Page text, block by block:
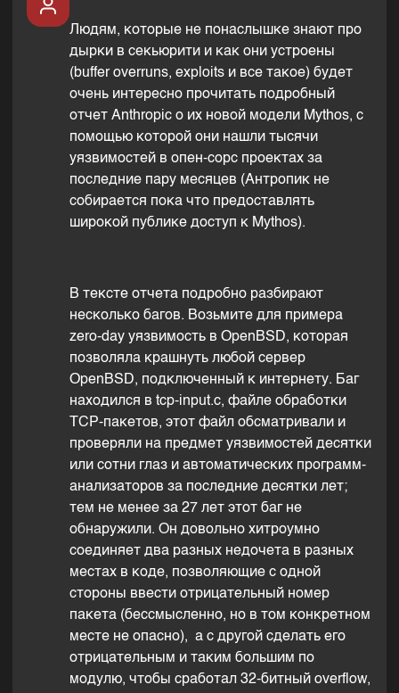
Людям, которые не понаслышке знают про
дырки в секьюрити и как они устроены
(buffer overruns, exploits и все такое) будет
очень интересно прочитать подробный
отчет Anthropic о их новой модели Mythos, с
помощью которой они нашли тысячи
уязвимостей в опен-сорс проектах за
последние пару месяцев (Антропик не
собирается пока что предоставлять
широкой публике доступ к Mythos).
В тексте отчета подробно разбирают
несколько багов. Возьмите для примера
zero-day уязвимость в OpenBSD, которая
позволяла крашнуть любой сервер
OpenBSD, подключенный к интернету. Баг
находился в tcp-input.c, файле обработки
TCP-пакетов, этот файл обсматривали и
проверяли на предмет уязвимостей десятки
или сотни глаз и автоматических программ-
анализаторов за последние десятки лет;
тем не менее за 27 лет этот баг не
обнаружили. Он довольно хитроумно
соединяет два разных недочета в разных
местах в коде, позволяющие с одной
стороны ввести отрицательный номер
пакета (бессмысленно, но в том конкретном
месте не опасно), а с другой сделать его
отрицательным и таким большим по
модулю, чтобы сработал 32-битный overflow,